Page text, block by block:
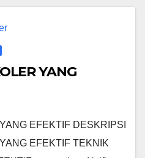
YANG
EFEKTIF DESKRIPSI
EFEKTIF TEKNIK